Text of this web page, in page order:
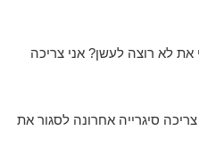
את לא רוצה לעשן? אני צריכה
סיגרייה אחרונה לסגור את